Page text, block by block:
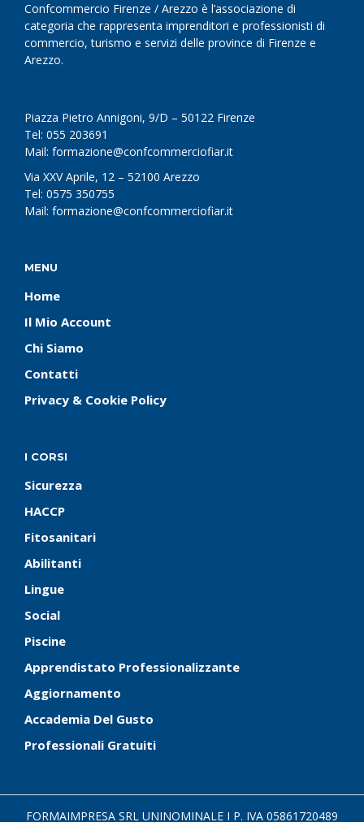
Confcommercio Firenze / Arezzo è l’associazione di
categoria che rappresenta imprenditori e professionisti di
commercio, turismo e servizi delle province di Firenze e
Arezzo.
Piazza Pietro Annigoni, 9/D – 50122 Firenze
Tel: 055 203691
Mail: formazione@confcommerciofiar.it
Via XXV Aprile, 12 – 52100 Arezzo
Tel: 0575 350755
Mail: formazione@confcommerciofiar.it
MENU
Home
Il Mio Account
Chi Siamo
Contatti
Privacy & Cookie Policy
I CORSI
Sicurezza
HACCP
Fitosanitari
Abilitanti
Lingue
Social
Piscine
Apprendistato Professionalizzante
Aggiornamento
Accademia Del Gusto
Professionali Gratuiti
FORMAIMPRESA SRL UNINOMINALE I P. IVA 05861720489